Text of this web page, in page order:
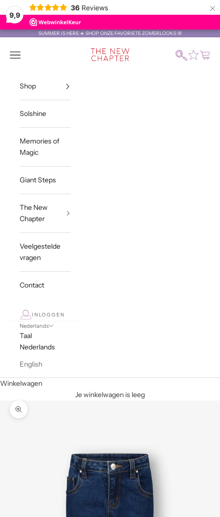
9,9
36 Reviews ×
SUMMER IS HERE ☀️ SHOP ONZE FAVORIETE ZOMERLOOKS 🌸
The New Chapter Store
Menu Zoeken
Shop
Solshine
Memories of
Magic
Giant Steps
The New
Chapter
Veelgestelde
vragen
Contact
INLOGGEN
Nederlands
Taal
Nederlands
English
Winkelwagen
Je winkelwagen is leeg
In-/uitzoomen